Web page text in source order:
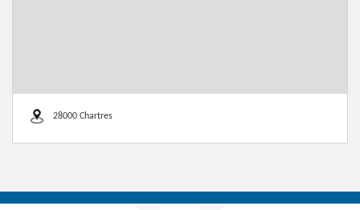
28000 Chartres